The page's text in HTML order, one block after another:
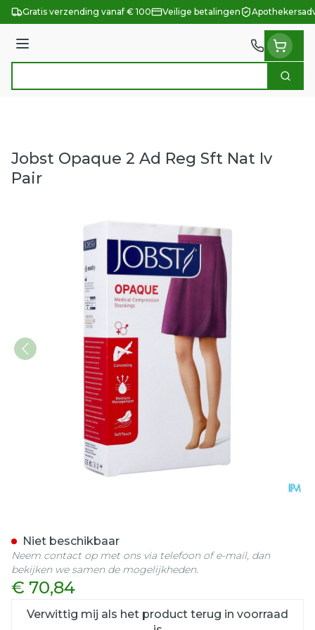
Ga naar de inhoud
Gratis verzending vanaf € 100 Veilige betalingen
Menu
Zoek
Jobst Opaque 2 Ad Reg Sft Nat Iv
Pair
€ 70,84
Verwittig mij als het product terug in voorraad
Niet beschikbaar
Neem contact op met ons via telefoon of e-mail, dan
bekijken we samen de mogelijkheden.